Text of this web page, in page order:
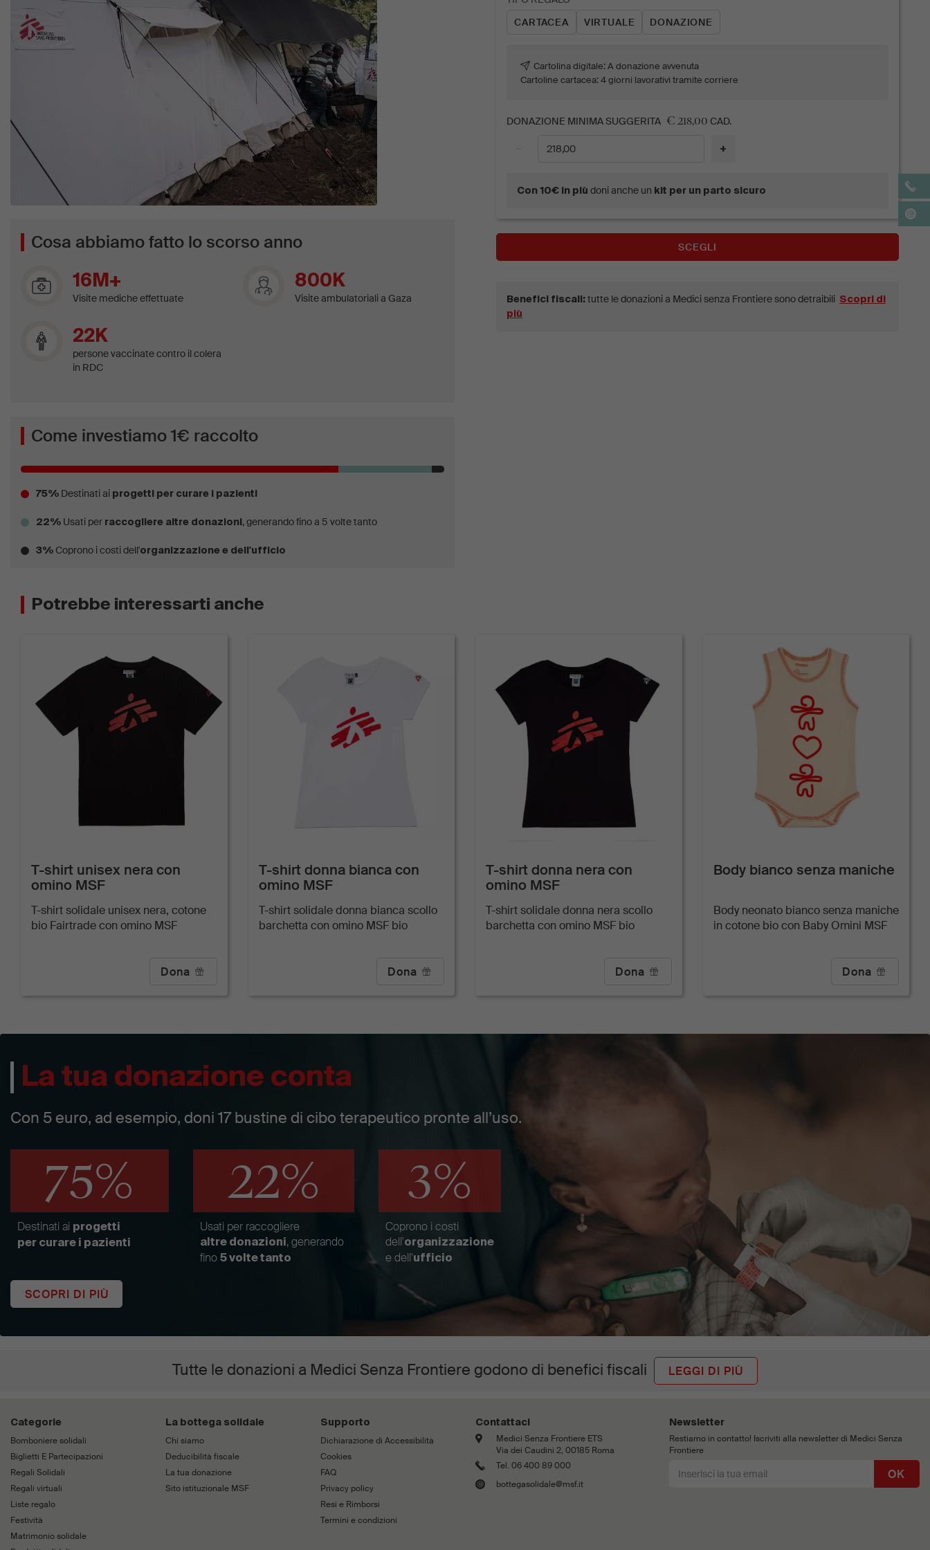
Cosa abbiamo fatto lo scorso anno
16M+
Visite mediche effettuate
800K
Visite ambulatoriali a Gaza
22K
persone vaccinate contro il colera
in RDC
Come investiamo 1€ raccolto
75% Destinati ai progetti per curare i pazienti
22% Usati per raccogliere altre donazioni , generando fino a 5 volte tanto
3% Coprono i costi dell'organizzazione e dell'ufficio
​*La cartolina virtuale arriva tramite un link che rimanda a una nuova pagina web e non
CARTACEA
VIRTUALE DONAZIONE
Cartolina digitale: A donazione avvenuta
Cartoline cartacea: 4 giorni lavorativi tramite corriere
DONAZIONE MINIMA SUGGERITA € 218,00 CAD.
+
Con 10€ in più doni anche un kit per un parto sicuro
SCEGLI
Benefici fiscali: tutte le donazioni a Medici senza Frontiere sono detraibili Scopri di
più
Potrebbe interessarti anche
T-shirt unisex nera con
omino MSF
T-shirt solidale unisex nera, cotone
bio Fairtrade con omino MSF
Dona
T-shirt donna bianca con
omino MSF
T-shirt solidale donna bianca scollo
barchetta con omino MSF bio
Dona
T-shirt donna nera con
omino MSF
T-shirt solidale donna nera scollo
barchetta con omino MSF bio
Dona
Body bianco senza maniche
Body neonato bianco senza maniche
in cotone bio con Baby Omini MSF
Dona
La tua donazione conta
Con 5 euro, ad esempio, doni 17 bustine di cibo terapeutico pronte all’uso.
75%
Destinati ai progetti
per curare i pazienti
22%
Usati per raccogliere
altre donazioni, generando
fino 5 volte tanto
3%
Coprono i costi
dell'organizzazione
e dell'ufficio
SCOPRI DI PIÙ
Tutte le donazioni a Medici Senza Frontiere godono di benefici fiscali LEGGI DI PIÙ
Newsletter
Restiamo in contatto! Iscriviti alla newsletter di Medici Senza
Frontiere
OK
Contattaci
Medici Senza Frontiere ETS
Via dei Caudini 2, 00185 Roma
Tel. 06 400 89 000
bottegasolidale@msf.it
Categorie
Bomboniere solidali
Biglietti E Partecipazioni
Regali Solidali
Regali virtuali
Liste regalo
Festività
Matrimonio solidale
La bottega solidale
Chi siamo
Deducibilità fiscale
La tua donazione
Sito istituzionale MSF
Supporto
Dichiarazione di Accessibilità
Cookies
FAQ
Privacy policy
Resi e Rimborsi
Termini e condizioni